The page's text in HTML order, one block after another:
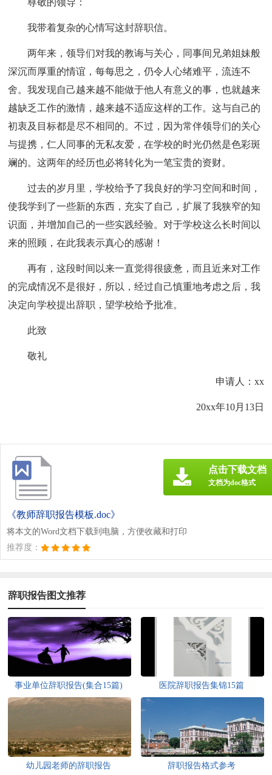
尊敬的领导：
我带着复杂的心情写这封辞职信。
两年来，领导们对我的教诲与关心，同事间兄弟姐妹般
深沉而厚重的情谊，每每思之，仍令人心绪难平，流连不
舍。我发现自己越来越不能做于他人有意义的事，也就越来
越缺乏工作的激情，越来越不适应这样的工作。这与自己的
初衷及目标都是尽不相同的。不过，因为常伴领导们的关心
与提携，仁人同事的无私友爱，在学校的时光仍然是色彩斑
斓的。这两年的经历也必将转化为一笔宝贵的资财。
过去的岁月里，学校给予了我良好的学习空间和时间，
使我学到了一些新的东西，充实了自己，扩展了我狭窄的知
识面，并增加自己的一些实践经验。对于学校这么长时间以
来的照顾，在此我表示真心的感谢！
再有，这段时间以来一直觉得很疲惫，而且近来对工作
的完成情况不是很好，所以，经过自己慎重地考虑之后，我
决定向学校提出辞职，望学校给予批准。
此致
敬礼
申请人：xx
20xx年10月13日
《教师辞职报告模板.doc》
将本文的Word文档下载到电脑，方便收藏和打印
推荐度：
点击下载文档
文档为doc格式
辞职报告图文推荐
事业单位辞职报告(集合15篇) 医院辞职报告集锦15篇
幼儿园老师的辞职报告 辞职报告格式参考